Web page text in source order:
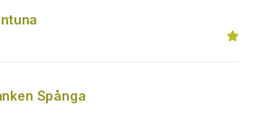
Spånga